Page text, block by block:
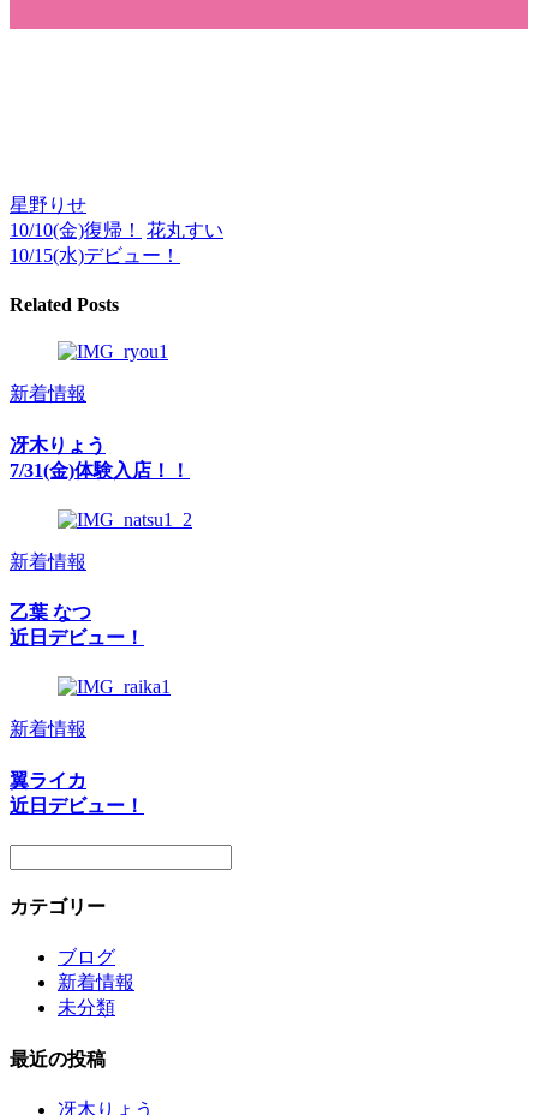
星野りせ
10/10(金)復帰！
花丸すい
10/15(水)デビュー！
Related Posts
新着情報
冴木りょう
7/31(金)体験入店！！
新着情報
乙葉 なつ
近日デビュー！
新着情報
翼ライカ
近日デビュー！
カテゴリー
ブログ
新着情報
未分類
最近の投稿
冴木りょう